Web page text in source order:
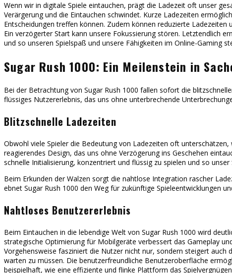
Wenn wir in digitale Spiele eintauchen, prägt die Ladezeit oft unser
Verärgerung und die Eintauchen schwindet. Kurze Ladezeiten
Entscheidungen treffen können. Zudem können reduzierte
Ein verzögerter Start kann unsere Fokussierung stören. Letztendlich
und so unseren Spielspaß und unsere Fähigkeiten im Online-Gaming
Sugar Rush 1000: Ein Meilenstein in
Bei der Betrachtung von Sugar Rush 1000 fallen sofort die
flüssiges Nutzererlebnis, das uns ohne unterbrechende
Blitzschnelle Ladezeiten
Obwohl viele Spieler die Bedeutung von Ladezeiten oft
reagierendes Design, das uns ohne Verzögerung ins Geschehen
schnelle Initialisierung, konzentriert und flüssig zu spielen und so unser
Beim Erkunden der Walzen sorgt die nahtlose Integration rascher
ebnet Sugar Rush 1000 den Weg für zukünftige Spieleentwicklungen
Nahtloses Benutzererlebnis
Beim Eintauchen in die lebendige Welt von Sugar Rush 1000 wird
strategische Optimierung für Mobilgeräte verbessert das Gameplay
Vorgehensweise fasziniert die Nutzer nicht nur, sondern steigert
warten zu müssen. Die benutzerfreundliche Benutzeroberfläche
beispielhaft, wie eine effiziente und flinke Plattform das